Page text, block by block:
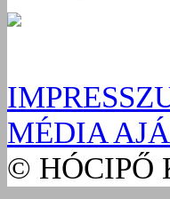
MÉDIA
© HÓCIPŐ